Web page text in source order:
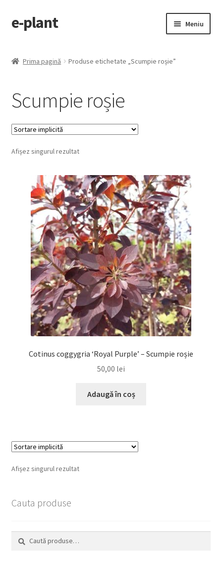
Sari
la
Sari
la
e-plant Meniu
Contact
Checkout
Prima pagină Produse etichetate „Scumpie roșie”
Scumpie roșie
Afișez singurul rezultat
Cotinus coggygria ‘Royal Purple’ – Scumpie roșie
50,00 lei
Adaugă în coș
Afișez singurul rezultat
Cauta produse
Caută
după:
Caută